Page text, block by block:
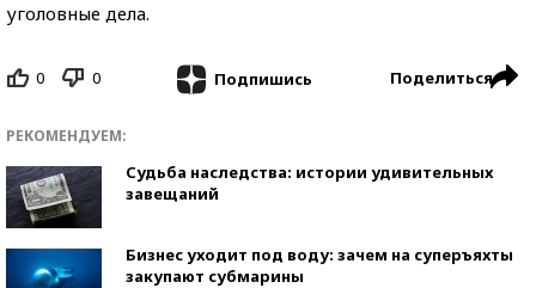
уголовные дела.
0 0 Подпишись Поделиться
РЕКОМЕНДУЕМ:
Судьба наследства: истории удивительных
завещаний
Бизнес уходит под воду: зачем на суперъяхты
закупают субмарины